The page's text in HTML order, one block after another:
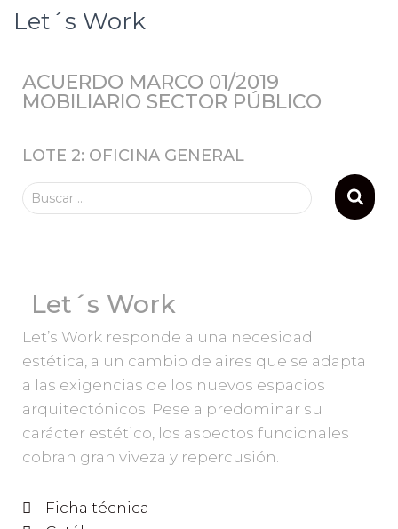
Let´s Work
ACUERDO MARCO 01/2019
MOBILIARIO SECTOR PÚBLICO
LOTE 2: OFICINA GENERAL
Buscar …
Let´s Work
Let’s Work responde a una necesidad
estética, a un cambio de aires que se adapta
a las exigencias de los nuevos espacios
arquitectónicos. Pese a predominar su
carácter estético, los aspectos funcionales
cobran gran viveza y repercusión.
Ficha técnica